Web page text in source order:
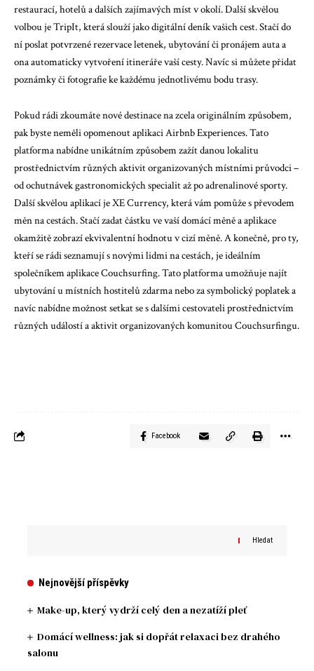
restaurací, hotelů a dalších zajímavých míst v okolí. Další skvělou
volbou je TripIt, která slouží jako digitální deník vašich cest. Stačí do
ní poslat potvrzené rezervace letenek, ubytování či pronájem auta a
ona automaticky vytvoření itineráře vaší cesty. Navíc si můžete přidat
poznámky či fotografie ke každému jednotlivému bodu trasy.
Pokud rádi zkoumáte nové destinace na zcela originálním způsobem,
pak byste neměli opomenout aplikaci Airbnb Experiences. Tato
platforma nabídne unikátním způsobem zažít danou lokalitu
prostřednictvím různých aktivit organizovaných místními průvodci –
od ochutnávek gastronomických specialit až po adrenalinové sporty.
Další skvělou aplikací je XE Currency, která vám pomůže s převodem
měn na cestách. Stačí zadat částku ve vaší domácí měně a aplikace
okamžitě zobrazí ekvivalentní hodnotu v cizí měně. A konečně, pro ty,
kteří se rádi seznamují s novými lidmi na cestách, je ideálním
společníkem aplikace Couchsurfing. Tato platforma umožňuje najít
ubytování u místních hostitelů zdarma nebo za symbolický poplatek a
navíc nabídne možnost setkat se s dalšími cestovateli prostřednictvím
různých událostí a aktivit organizovaných komunitou Couchsurfingu.
Facebook
Hledat
Nejnovější příspěvky
Make-up, který vydrží celý den a nezatíží pleť
Domácí wellness: jak si dopřát relaxaci bez drahého
salonu